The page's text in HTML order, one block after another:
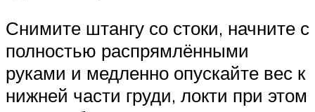
Снимите штангу со стоки, начните с
полностью распрямлёнными
руками и медленно опускайте вес к
нижней части груди, локти при этом